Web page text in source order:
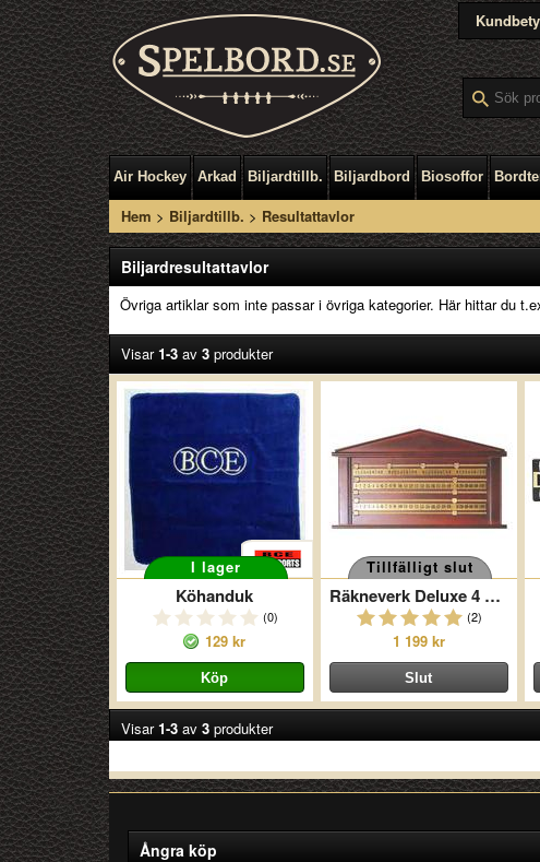
Air Hockey Arkad Biljardtillb. Biljardbord Biosoffor
Hem > Biljardtillb. > Resultattavlor
Biljardresultattavlor
Övriga artiklar som inte passar i övriga kategorier. Här hittar du
Visar1-3av 3produkter
I lager
Köhanduk
(0)
129 kr
Tillfälligt slut
Räkneverk Deluxe 4 Spelare
(2)
1 199 kr
Visar1-3av 3produkter
Ångra köp